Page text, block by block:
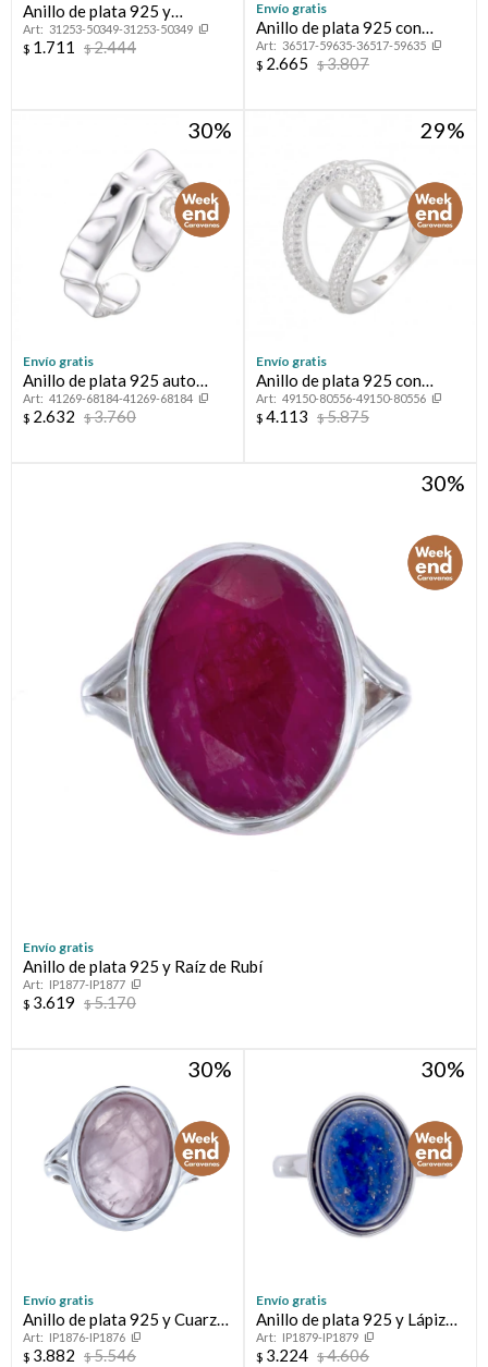
Anillo de plata 925 y
esmalte, OJO TURCO.
31253-50349-31253-50349
$ 1.711 $2.444
Envío gratis
Anillo de plata 925 con
circonias, CORAZON
36517-59635-36517-59635
$ 2.665 $3.807
30
Envío gratis
Anillo de plata 925 auto
ajustable.
41269-68184-41269-68184
$ 2.632 $3.760
29
Envío gratis
Anillo de plata 925 con
circonias, LAZO.
49150-80556-49150-80556
$ 4.113 $5.875
30
Envío gratis
Anillo de plata 925 y Raíz de Rubí
IP1877-IP1877
$ 3.619 $5.170
30
Envío gratis
Anillo de plata 925 y Cuarzo
RosaIP1876-IP1876
$ 3.882 $5.546
30
Envío gratis
Anillo de plata 925 y Lápiz
LázuliIP1879-IP1879
$ 3.224 $4.606